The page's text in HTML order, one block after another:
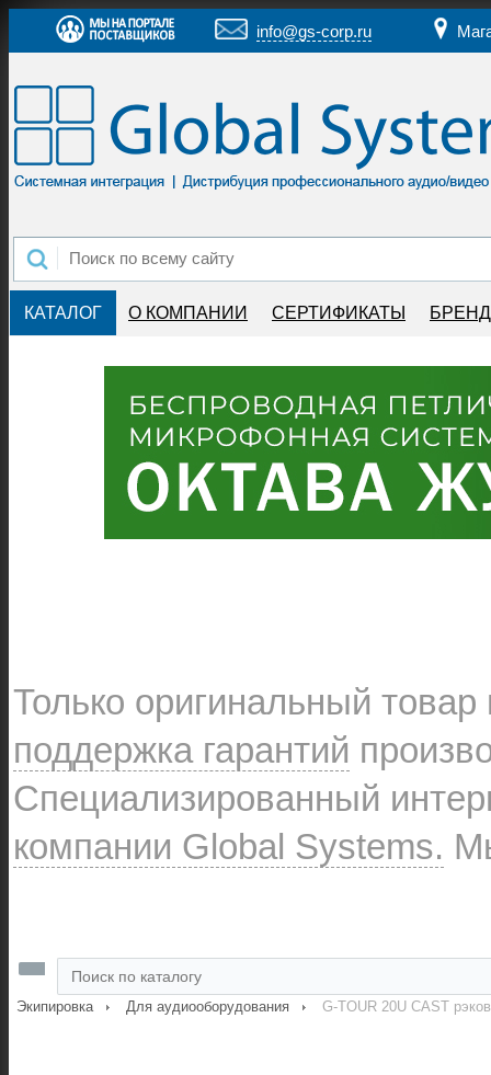
info@gs-corp.ru
КАТАЛОГ О КОМПАНИИ СЕРТИФИКАТЫ
Только оригинальный
поддержка гарантий
Специализированный
компании Global Systems.
Экипировка Для аудиооборудования G-TOUR 20U CAST